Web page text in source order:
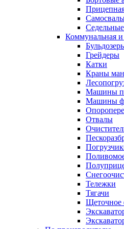
Седельные
Коммунальная и
Грейдеры
Катки
Краны
Машины
Машины
Отвалы
Тележки
Тягачи
Щеточное